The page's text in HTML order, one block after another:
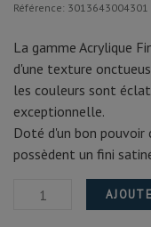
Référence: 3013643004301
La gamme Acrylique
d'une texture
les couleurs sont
exceptionnelle.
Doté d'un bon pouvoir
possèdent un fini